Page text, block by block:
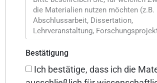
Bestätigung
Ich bestätige, dass ich die